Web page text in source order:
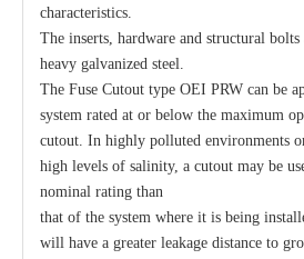
characteristics.
The inserts, hardware and structural
heavy galvanized steel.
The Fuse Cutout type OEI PRW can be
system rated at or below the maximum
cutout. In highly polluted environments
high levels of salinity, a cutout may be
nominal rating than
that of the system where it is being
will have a greater leakage distance to